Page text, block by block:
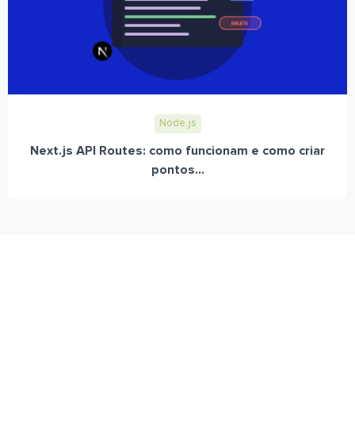
Node.js
Next.js API Routes: como funcionam e como criar
pontos...